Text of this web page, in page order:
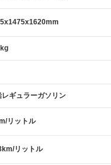
ップ
ク
ト)
レギュラーガソリン
リットル
リットル